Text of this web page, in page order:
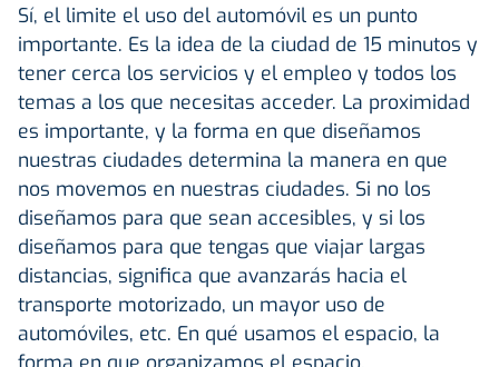
Sí, el limite el uso del automóvil es un punto
importante. Es la idea de la ciudad de 15 minutos y
tener cerca los servicios y el empleo y todos los
temas a los que necesitas acceder. La proximidad
es importante, y la forma en que diseñamos
nuestras ciudades determina la manera en que
nos movemos en nuestras ciudades. Si no los
diseñamos para que sean accesibles, y si los
diseñamos para que tengas que viajar largas
distancias, significa que avanzarás hacia el
transporte motorizado, un mayor uso de
automóviles, etc. En qué usamos el espacio, la